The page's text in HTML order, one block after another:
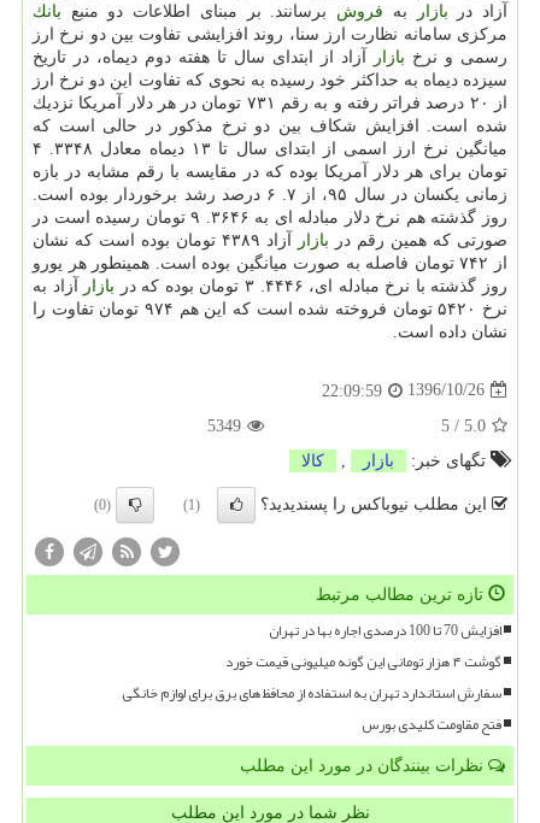
آزاد در بازار به فروش برسانند. بر مبنای اطلاعات دو منبع بانك
مركزی سامانه نظارت ارز سنا، روند افزایشی تفاوت بین دو نرخ ارز
رسمی و نرخ بازار
آزاد از ابتدای سال تا هفته دوم دیماه، در تاریخ
سیزده دیماه به حداكثر خود رسیده به نحوی كه تفاوت این دو نرخ ارز
از ۲۰ درصد فراتر رفته و به رقم ۷۳۱ تومان در هر دلار آمریكا نزدیك
شده است. افزایش شكاف بین دو نرخ مذكور در حالی است كه
میانگین نرخ ارز اسمی از ابتدای سال تا ۱۳ دیماه معادل ۳۳۴۸. ۴
تومان برای هر دلار آمریكا بوده كه در مقایسه با رقم مشابه در بازه
زمانی یكسان در سال ۹۵، از ۷. ۶ درصد رشد برخوردار بوده است.
روز گذشته هم نرخ دلار مبادله ای به ۳۶۴۶. ۹ تومان رسیده است در
صورتی كه همین رقم در بازار
آزاد ۴۳۸۹ تومان بوده است كه نشان
از ۷۴۲ تومان فاصله به صورت میانگین بوده است. همینطور هر یورو
روز گذشته با نرخ مبادله ای، ۴۴۴۶. ۳ تومان بوده كه در
بازار آزاد به
نرخ ۵۴۲۰ تومان فروخته شده است كه این هم ۹۷۴ تومان تفاوت را
نشان داده است.
1396/10/26
22:09:59
5.0
/
5
5349
تگهای خبر:
بازار كالا
این مطلب نیوباکس را پسندیدید؟ (1)
(0)
تازه ترین مطالب مرتبط
افزایش 70 تا 100 درصدی اجاره بها در تهران
گوشت ۴ هزار تومانی این گونه میلیونی قیمت خورد
سفارش استاندارد تهران به استفاده از محافظ های برق برای لوازم خانگی
فتح مقاومت کلیدی بورس
نظرات بینندگان در مورد این مطلب
نظر شما در مورد این مطلب